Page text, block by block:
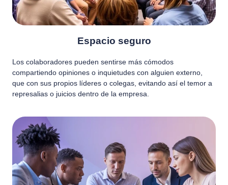
Espacio seguro
Los colaboradores pueden sentirse más cómodos
compartiendo opiniones o inquietudes con alguien externo,
que con sus propios líderes o colegas, evitando así el temor a
represalias o juicios dentro de la empresa.